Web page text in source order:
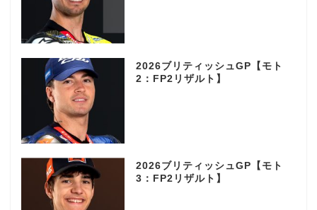
2026ブリティッシュGP【モト
2：FP2リザルト】
2026ブリティッシュGP【モト
3：FP2リザルト】